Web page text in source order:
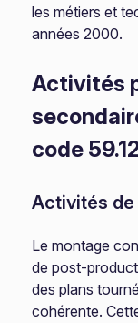
les métiers et
années 2000.
Activités
code
Activités
Le montage
de post-
des plans
cohérente.